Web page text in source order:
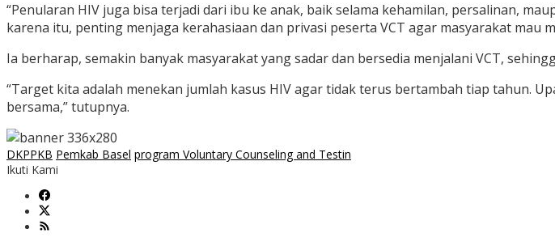
“Penularan HIV juga bisa terjadi dari ibu ke anak, baik selama kehamilan, persalinan,
karena itu, penting menjaga kerahasiaan dan privasi peserta VCT agar masyarakat mau
Ia berharap, semakin banyak masyarakat yang sadar dan bersedia menjalani VCT,
“Target kita adalah menekan jumlah kasus HIV agar tidak terus bertambah tiap tahun.
bersama,” tutupnya.
DKPPKB Pemkab Basel program Voluntary Counseling and Testin
Ikuti Kami